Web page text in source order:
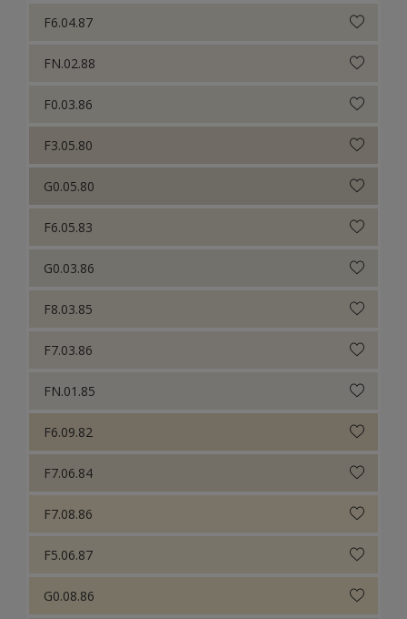
F6.04.87
FN.02.88
F0.03.86
F3.05.80
G0.05.80
F6.05.83
G0.03.86
F8.03.85
F7.03.86
FN.01.85
F6.09.82
F7.06.84
F7.08.86
F5.06.87
G0.08.86